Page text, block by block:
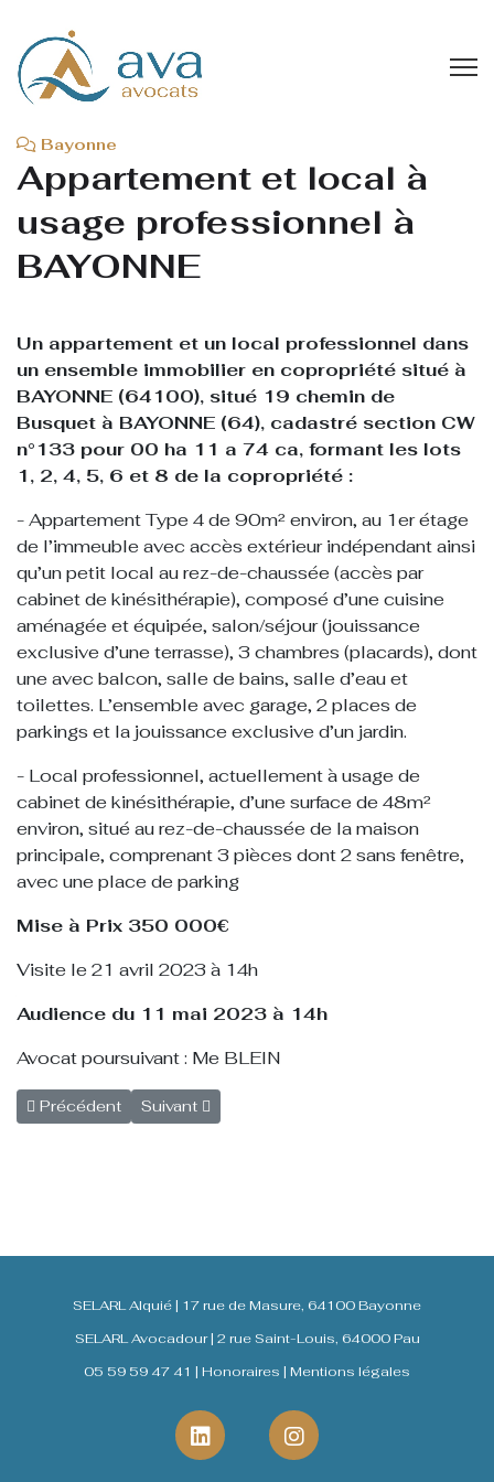
Bayonne
Appartement et local à
usage professionnel à
BAYONNE
Un appartement et un local professionnel dans
un ensemble immobilier en copropriété situé à
BAYONNE (64100), situé 19 chemin de
Busquet à BAYONNE (64), cadastré section CW
n°133 pour 00 ha 11 a 74 ca, formant les lots
1, 2, 4, 5, 6 et 8 de la copropriété :
- Appartement Type 4 de 90m² environ, au 1er étage
de l’immeuble avec accès extérieur indépendant ainsi
qu’un petit local au rez-de-chaussée (accès par
cabinet de kinésithérapie), composé d’une cuisine
aménagée et équipée, salon/séjour (jouissance
exclusive d’une terrasse), 3 chambres (placards), dont
une avec balcon, salle de bains, salle d’eau et
toilettes. L’ensemble avec garage, 2 places de
parkings et la jouissance exclusive d’un jardin.
- Local professionnel, actuellement à usage de
cabinet de kinésithérapie, d’une surface de 48m²
environ, situé au rez-de-chaussée de la maison
principale, comprenant 3 pièces dont 2 sans fenêtre,
avec une place de parking
Mise à Prix 350 000€
Visite le 21 avril 2023 à 14h
Audience du 11 mai 2023 à 14h
Avocat poursuivant : Me BLEIN
Article précédent : Appartement à ANGLET
Précédent Article suivant : Appartement à BAYONNE
Suivant
SELARL Alquié | 17 rue de Masure, 64100 Bayonne
SELARL Avocadour | 2 rue Saint-Louis, 64000 Pau
05 59 59 47 41 | Honoraires | Mentions légales
fab
fa-
fab
fa-